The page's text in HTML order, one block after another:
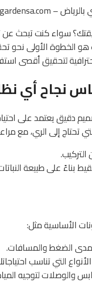
سواء كنت تبحث عن
الخطوة الأولى نحو
لتحقيق أقصى
دقيق يعتمد على
إلى الري، مع
بناءً على طبيعة
الأساسية مثل:
لمدى الضغط والمسافات.
التي تناسب
والوصلات لتوجيه